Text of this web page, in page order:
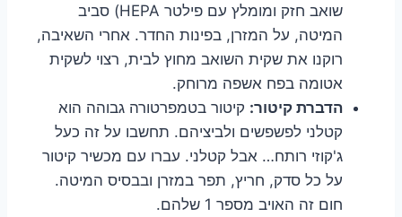
שואב חזק ומומלץ עם פילטר HEPA) סביב
המיטה, על המזרן, בפינות החדר. אחרי השאיבה,
רוקנו את שקית השואב מחוץ לבית, רצוי לשקית
אטומה בפח אשפה מרוחק.
הדברת קיטור: קיטור בטמפרטורה גבוהה הוא
קטלני לפשפשים ולביציהם. תחשבו על זה כעל
ג'קוזי רותח… אבל קטלני. עברו עם מכשיר קיטור
על כל סדק, חריץ, תפר במזרן ובבסיס המיטה.
חום זה האויב מספר 1 שלהם.